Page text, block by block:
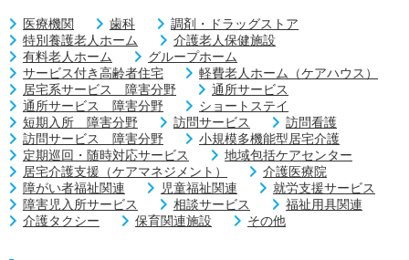
医療機関 歯科
調剤・ドラッグストア
特別養護老人ホーム
介護老人保健施設
有料老人ホーム
グループホーム
サービス付き高齢者住宅
軽費老人ホーム（ケアハウス）
居宅系サービス 障害分野
通所サービス
通所サービス 障害分野
ショートステイ
短期入所 障害分野
訪問サービス
訪問看護
訪問サービス 障害分野
小規模多機能型居宅介護
定期巡回・随時対応サービス
地域包括ケアセンター
居宅介護支援（ケアマネジメント）
介護医療院
障がい者福祉関連
児童福祉関連
就労支援サービス
障害児入所サービス
相談サービス
福祉用具関連
介護タクシー
保育関連施設 その他